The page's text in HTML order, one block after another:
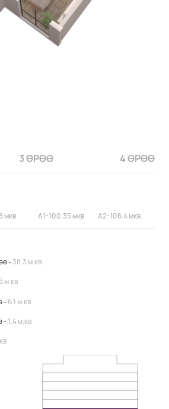
3 ӨРӨӨ 4 ӨРӨӨ
мкв A1-100.35 мкв A2-106.4 мкв
-38.3 м.кв
м.кв
-6.1 м.кв
-1.4 м.кв